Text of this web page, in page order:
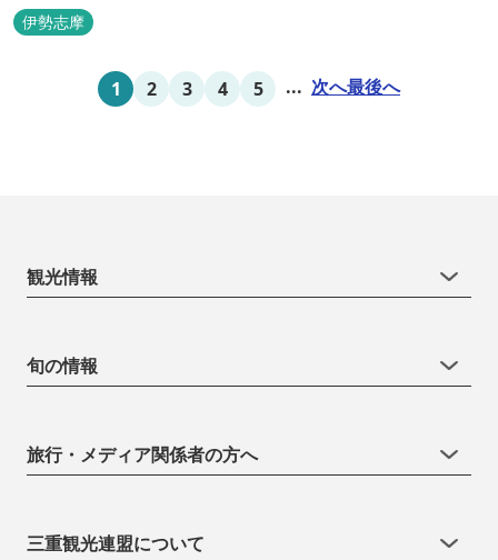
浴衣姿でのんびり太公望！ 部屋から釣りができる「座敷釣り」は当
館ならではの名物。（貸しざお／エサ付要予約） 海水温泉露天風呂
問い合わせください。
伊勢志摩
1 2 3 4 5 ... 次へ最後へ
観光情報
旬の情報
旅行・メディア関係者の方へ
三重観光連盟について